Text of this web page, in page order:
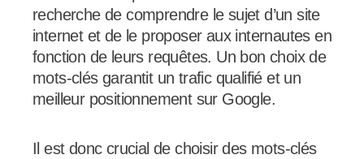
recherche de comprendre le sujet d’un site
internet et de le proposer aux internautes en
fonction de leurs requêtes. Un bon choix de
mots-clés garantit un trafic qualifié et un
meilleur positionnement sur Google.
Il est donc crucial de choisir des mots-clés